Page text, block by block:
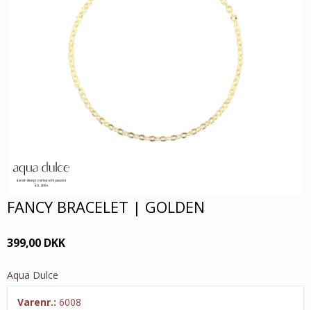
FANCY BRACELET | GOLDEN
399,00 DKK
Aqua Dulce
Varenr.: 6008